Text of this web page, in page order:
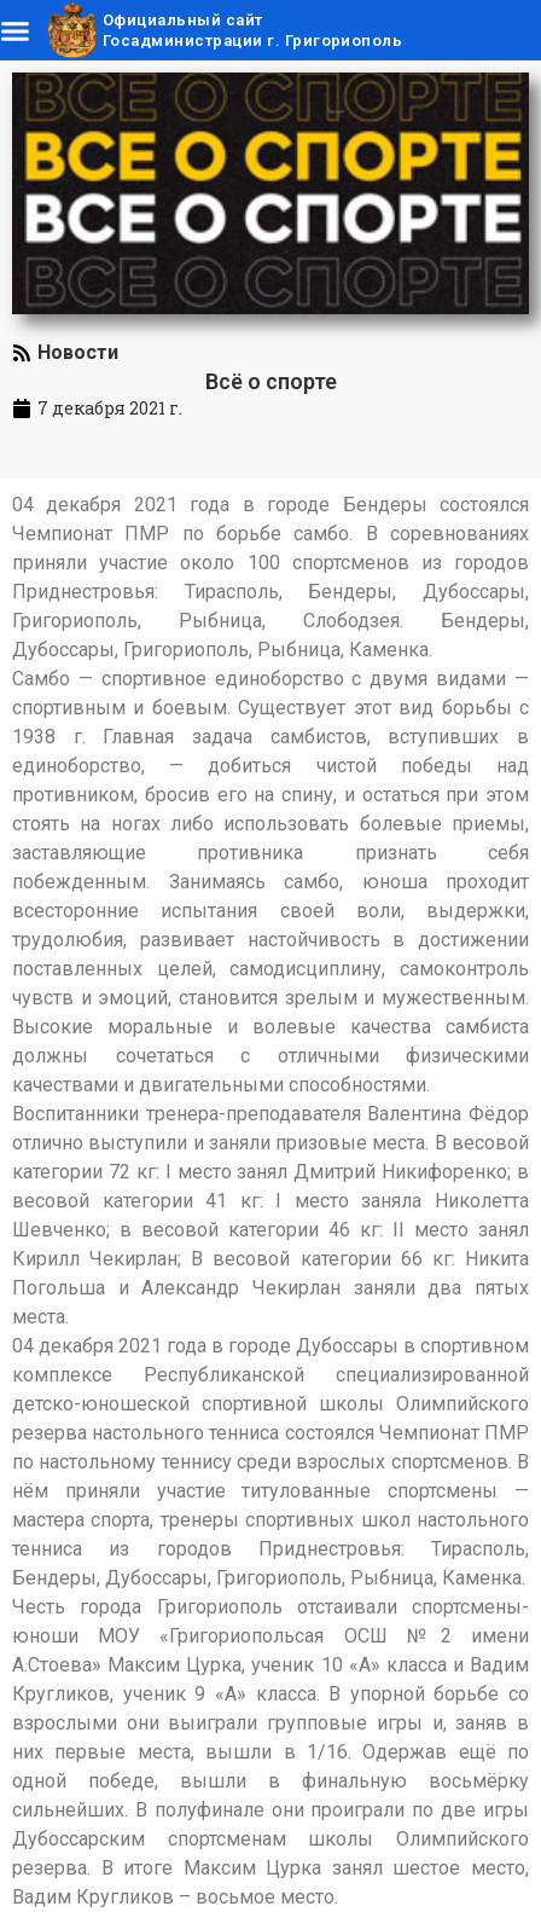
Официальный сайт
Госадминистрации г. Григориополь
Новости
Всё о спорте
7 декабря 2021 г.
04 декабря 2021 года в городе Бендеры состоялся
Чемпионат ПМР по борьбе самбо. В соревнованиях
приняли участие около 100 спортсменов из городов
Приднестровья: Тирасполь, Бендеры, Дубоссары,
Григориополь, Рыбница, Слободзея. Бендеры,
Дубоссары, Григориополь, Рыбница, Каменка.
Самбо — спортивное единоборство с двумя видами —
спортивным и боевым. Существует этот вид борьбы с
1938 г. Главная задача самбистов, вступивших в
единоборство, — добиться чистой победы над
противником, бросив его на спину, и остаться при этом
стоять на ногах либо использовать болевые приемы,
заставляющие противника признать себя
побежденным. Занимаясь самбо, юноша проходит
всесторонние испытания своей воли, выдержки,
трудолюбия, развивает настойчивость в достижении
поставленных целей, самодисциплину, самоконтроль
чувств и эмоций, становится зрелым и мужественным.
Высокие моральные и волевые качества самбиста
должны сочетаться с отличными физическими
качествами и двигательными способностями.
Воспитанники тренера-преподавателя Валентина Фёдор
отлично выступили и заняли призовые места. В весовой
категории 72 кг: I место занял Дмитрий Никифоренко; в
весовой категории 41 кг: I место заняла Николетта
Шевченко; в весовой категории 46 кг: II место занял
Кирилл Чекирлан; В весовой категории 66 кг: Никита
Погольша и Александр Чекирлан заняли два пятых
места.
04 декабря 2021 года в городе Дубоссары в спортивном
комплексе Республиканской специализированной
детско-юношеской спортивной школы Олимпийского
резерва настольного тенниса состоялся Чемпионат ПМР
по настольному теннису среди взрослых спортсменов. В
нём приняли участие титулованные спортсмены —
мастера спорта, тренеры спортивных школ настольного
тенниса из городов Приднестровья: Тирасполь,
Бендеры, Дубоссары, Григориополь, Рыбница, Каменка.
Честь города Григориополь отстаивали спортсмены-
юноши МОУ «Григориопольсая ОСШ №2 имени
А.Стоева» Максим Цурка, ученик 10 «А» класса и Вадим
Кругликов, ученик 9 «А» класса. В упорной борьбе со
взрослыми они выиграли групповые игры и, заняв в
них первые места, вышли в 1/16. Одержав ещё по
одной победе, вышли в финальную восьмёрку
сильнейших. В полуфинале они проиграли по две игры
Дубоссарским спортсменам школы Олимпийского
резерва. В итоге Максим Цурка занял шестое место,
Вадим Кругликов – восьмое место.